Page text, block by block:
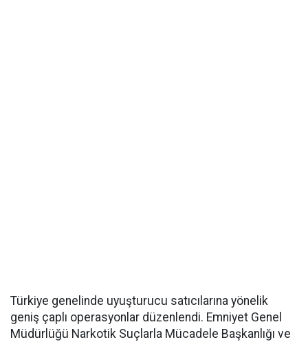
Türkiye genelinde uyuşturucu satıcılarına yönelik
geniş çaplı operasyonlar düzenlendi. Emniyet Genel
Müdürlüğü Narkotik Suçlarla Mücadele Başkanlığı ve